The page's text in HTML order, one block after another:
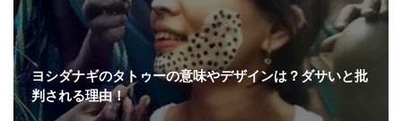
ヨシダナギのタトゥーの意味やデザインは？ダサいと批
判される理由！